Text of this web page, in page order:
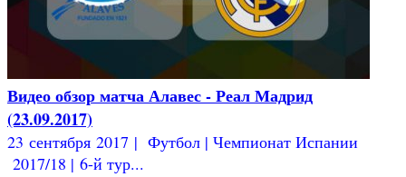
Видео обзор матча Алавес - Реал Мадрид
(23.09.2017)
23 сентября 2017 | Футбол | Чемпионат Испании
2017/18 | 6-й тур...